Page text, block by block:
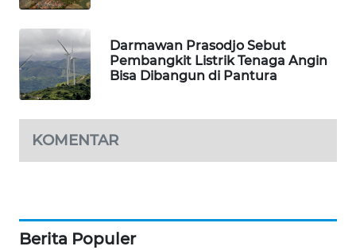
Darmawan Prasodjo Sebut
Pembangkit Listrik Tenaga Angin
Bisa Dibangun di Pantura
KOMENTAR
Berita Populer